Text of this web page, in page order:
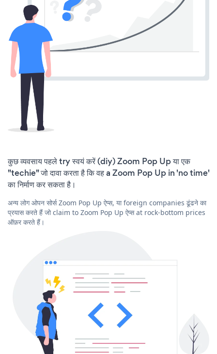
कुछ व्यवसाय पहले try स्वयं करें (diy) Zoom Pop Up या एक
"techie" जो दावा करता है कि वह a Zoom Pop Up in 'no time'
का निर्माण कर सकता है।
अन्य लोग ओपन सोर्स Zoom Pop Up ऐप्स, या foreign companies ढूंढने का
प्रयास करते हैं जो claim to Zoom Pop Up ऐप्स at rock-bottom prices
ऑफ़र करते हैं।